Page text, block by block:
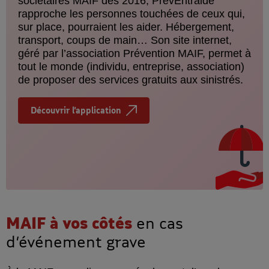
rapproche les personnes touchées de ceux qui,
sur place, pourraient les aider. Hébergement,
transport, coups de main… Son site internet,
géré par l’association Prévention MAIF, permet à
tout le monde (individu, entreprise, association)
de proposer des services gratuits aux sinistrés.
Découvrir l’application
MAIF à vos côtés en cas
d’événement grave